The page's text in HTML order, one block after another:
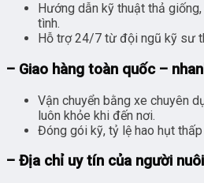
Hướng dẫn kỹ thuật thả
tình.
Hỗ trợ 24/7 từ đội ngũ kỹ sư
– Giao hàng toàn quốc –
Vận chuyển bằng xe chuyên
luôn khỏe khi đến nơi.
Đóng gói kỹ, tỷ lệ hao hụt thấp
– Địa chỉ uy tín của người